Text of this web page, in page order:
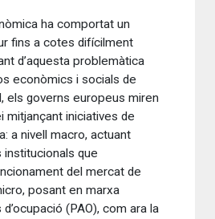
ha comportat un
fins a cotes difícilment
d’aquesta problemàtica
econòmics i socials de
els governs europeus miren
mitjançant iniciatives de
a nivell macro, actuant
que
del mercat de
posant en marxa
(PAO), com ara la